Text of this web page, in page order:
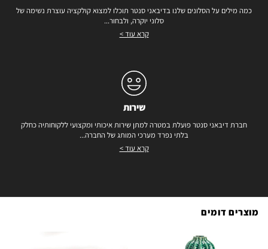
כמה מילים על הסלונים שלנו בדיבאני סנטר תוכלו למצוא קולקציה עוצרת נשימה של
סלוני יוקרה, ולבחור...
קרא עוד >
שירות
חברת דיבאני סנטר פועלת במטרה למתן שירות איכותי ומקצועי ללקוחותיה כחלק
בלתי נפרד מערכי המותג של החברה...
קרא עוד >
מוצרים דומים